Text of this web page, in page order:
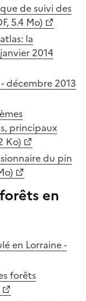
de suivi des
5.4 Mo)
la
2014
décembre 2013
principaux
Ko)
du pin
en
en Lorraine -
forêts